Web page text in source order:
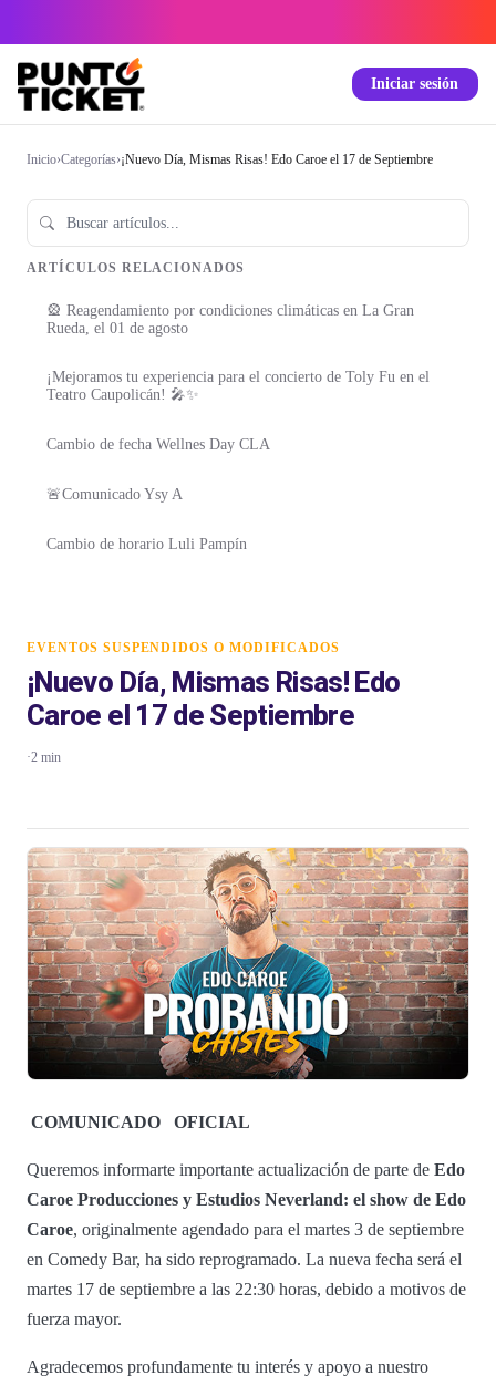
Iniciar sesión
Inicio›Categorías›¡Nuevo Día, Mismas Risas! Edo Caroe el 17 de Septiembre
ARTÍCULOS RELACIONADOS
🎡 Reagendamiento por condiciones climáticas en La Gran
Rueda, el 01 de agosto
¡Mejoramos tu experiencia para el concierto de Toly Fu en el
Teatro Caupolicán! 🎤✨
Cambio de fecha Wellnes Day CLA
🚨Comunicado Ysy A
Cambio de horario Luli Pampín
EVENTOS SUSPENDIDOS O MODIFICADOS
¡Nuevo Día, Mismas Risas! Edo
Caroe el 17 de Septiembre
·2 min
COMUNICADO OFICIAL
Queremos informarte importante actualización de parte de Edo
Caroe Producciones y Estudios Neverland: el show de Edo
Caroe, originalmente agendado para el martes 3 de septiembre
en Comedy Bar, ha sido reprogramado. La nueva fecha será el
martes 17 de septiembre a las 22:30 horas, debido a motivos de
fuerza mayor.
Agradecemos profundamente tu interés y apoyo a nuestro